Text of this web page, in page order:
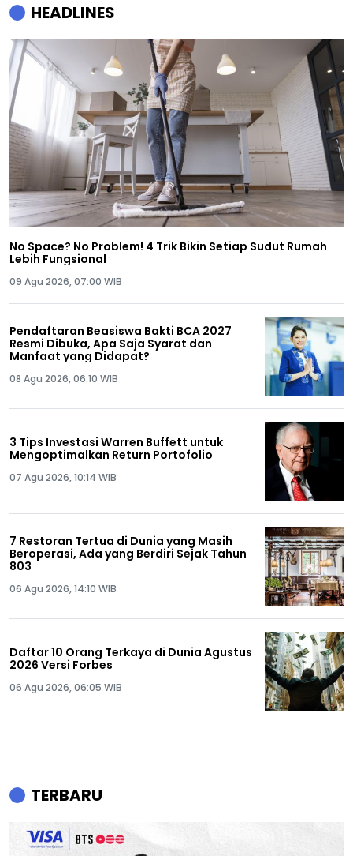
HEADLINES
No Space? No Problem! 4 Trik Bikin Setiap Sudut Rumah
Lebih Fungsional
09 Agu 2026, 07:00 WIB
Pendaftaran Beasiswa Bakti BCA 2027
Resmi Dibuka, Apa Saja Syarat dan
Manfaat yang Didapat?
08 Agu 2026, 06:10 WIB
3 Tips Investasi Warren Buffett untuk
Mengoptimalkan Return Portofolio
07 Agu 2026, 10:14 WIB
7 Restoran Tertua di Dunia yang Masih
Beroperasi, Ada yang Berdiri Sejak Tahun
803
06 Agu 2026, 14:10 WIB
Daftar 10 Orang Terkaya di Dunia Agustus
2026 Versi Forbes
06 Agu 2026, 06:05 WIB
TERBARU